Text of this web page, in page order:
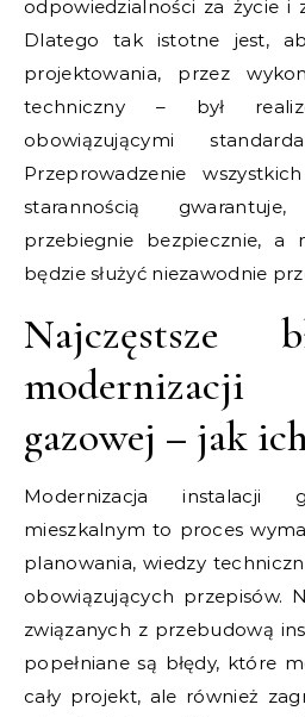
odpowiedzialności za życie i
Dlatego tak istotne jest,
projektowania, przez
techniczny – był
obowiązującymi
Przeprowadzenie
starannością
przebiegnie bezpiecznie, a
będzie służyć niezawodnie
Najczęstsze
gazowej – jak
Modernizacja
mieszkalnym to proces
planowania, wiedzy
obowiązujących przepisów.
związanych z przebudową
popełniane są błędy, które
cały projekt, ale również